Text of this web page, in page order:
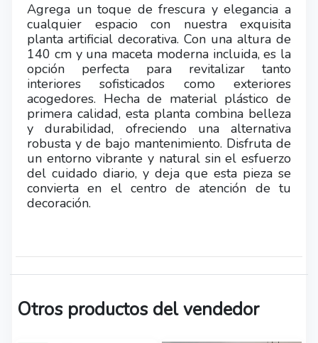
Agrega un toque de frescura y elegancia a
cualquier espacio con nuestra exquisita
planta artificial decorativa. Con una altura de
140 cm y una maceta moderna incluida, es la
opción perfecta para revitalizar tanto
interiores sofisticados como exteriores
acogedores. Hecha de material plástico de
primera calidad, esta planta combina belleza
y durabilidad, ofreciendo una alternativa
robusta y de bajo mantenimiento. Disfruta de
un entorno vibrante y natural sin el esfuerzo
del cuidado diario, y deja que esta pieza se
convierta en el centro de atención de tu
decoración.
Otros productos del vendedor